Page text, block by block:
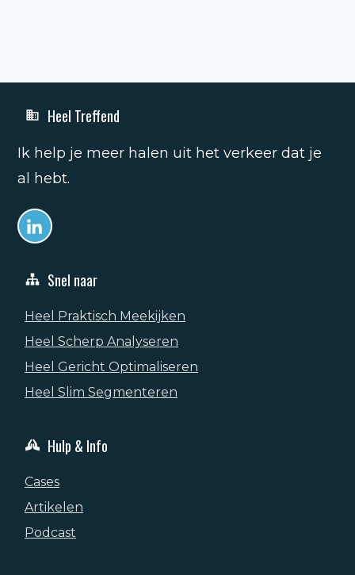
Heel Treffend
Ik help je meer halen uit het verkeer dat je
al hebt.
Snel naar
Heel Praktisch Meekijken
Heel Scherp Analyseren
Heel Gericht Optimaliseren
Heel Slim Segmenteren
Hulp & Info
Cases
Artikelen
Podcast